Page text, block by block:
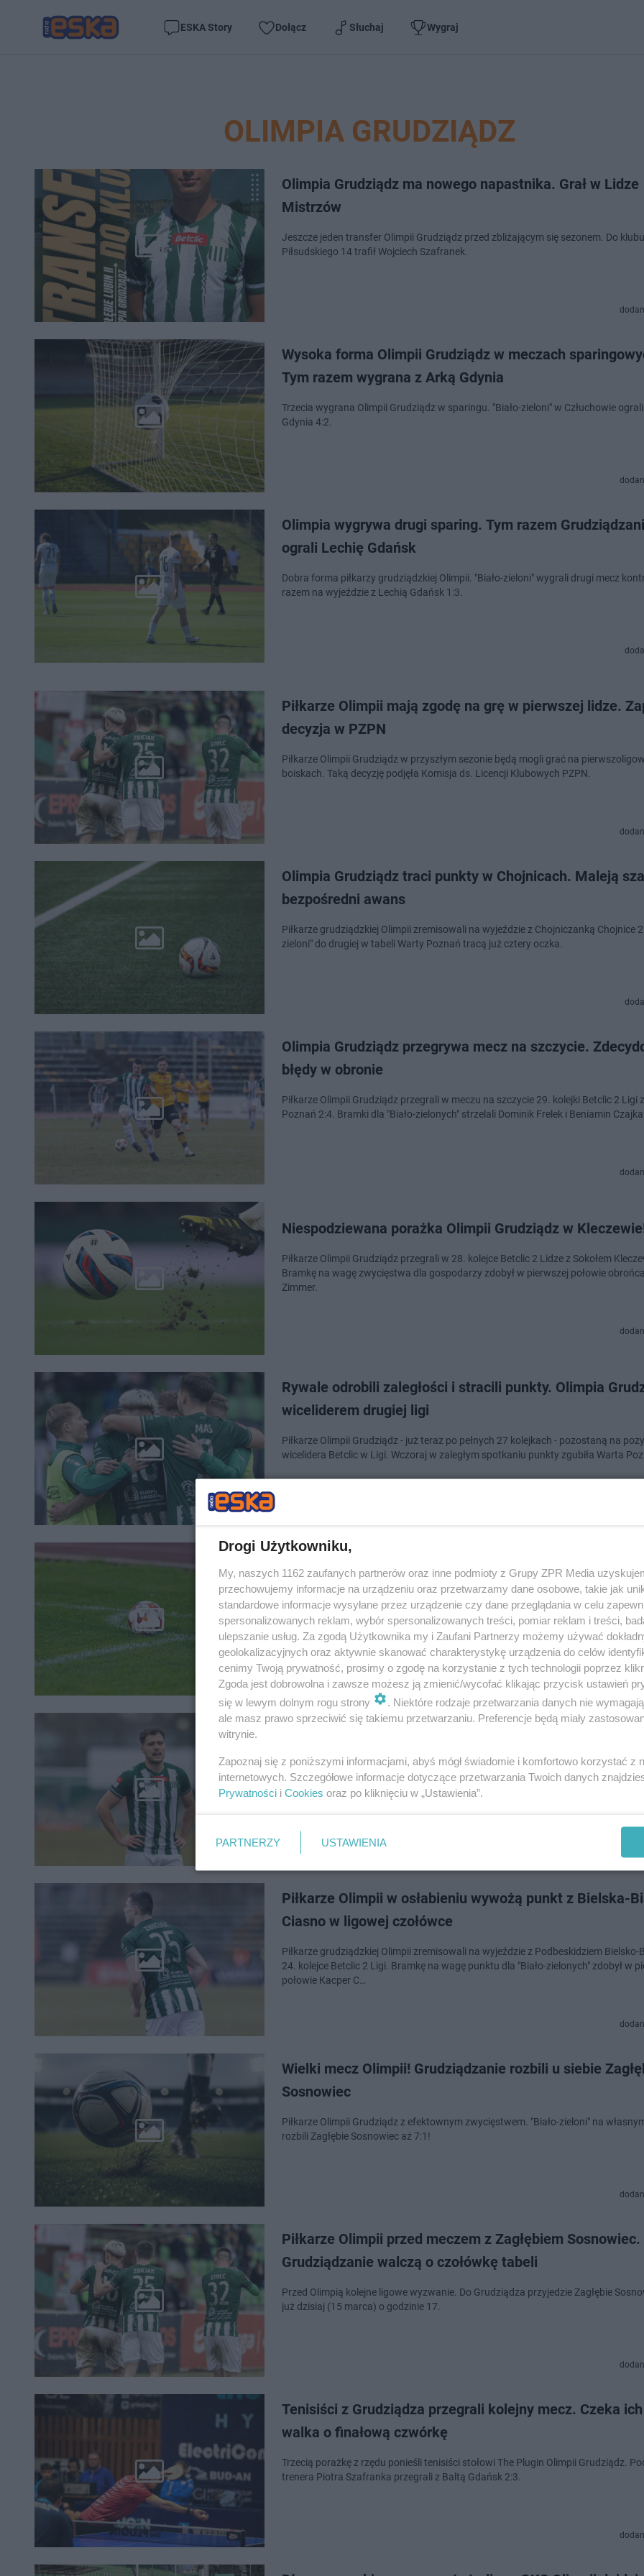
ESKA Story Dołącz Słuchaj Wygraj
OLIMPIA GRUDZIĄDZ
Olimpia Grudziądz ma nowego napastnika. Grał w Lidze
Mistrzów
Jeszcze jeden transfer Olimpii Grudziądz przed zbliżającym się sezonem. Do
Piłsudskiego 14 trafił Wojciech Szafranek.
Wysoka forma Olimpii Grudziądz w meczach
Tym razem wygrana z Arką Gdynia
Trzecia wygrana Olimpii Grudziądz w sparingu. "Biało-zieloni" w Człuchowie
Gdynia 4:2.
Olimpia wygrywa drugi sparing. Tym razem
ograli Lechię Gdańsk
Dobra forma piłkarzy grudziądzkiej Olimpii. "Biało-zieloni" wygrali drugi mecz
razem na wyjeździe z Lechią Gdańsk 1:3.
Piłkarze Olimpii mają zgodę na grę w pierwszej lidze.
decyzja w PZPN
Piłkarze Olimpii Grudziądz w przyszłym sezonie będą mogli grać na
boiskach. Taką decyzję podjęła Komisja ds. Licencji Klubowych PZPN.
Olimpia Grudziądz traci punkty w Chojnicach. Maleją
bezpośredni awans
Piłkarze grudziądzkiej Olimpii zremisowali na wyjeździe z Chojniczanką Chojnice
zieloni" do drugiej w tabeli Warty Poznań tracą już cztery oczka.
Olimpia Grudziądz przegrywa mecz na szczycie.
błędy w obronie
Piłkarze Olimpii Grudziądz przegrali w meczu na szczycie 29. kolejki Betclic 2 Ligi
Poznań 2:4. Bramki dla "Biało-zielonych" strzelali Dominik Frelek i Beniamin Czajka.
Niespodziewana porażka Olimpii Grudziądz w
Piłkarze Olimpii Grudziądz przegrali w 28. kolejce Betclic 2 Lidze z Sokołem
Bramkę na wagę zwycięstwa dla gospodarzy zdobył w pierwszej połowie
Zimmer.
Rywale odrobili zaległości i stracili punkty. Olimpia
wiceliderem drugiej ligi
Piłkarze Olimpii Grudziądz - już teraz po pełnych 27 kolejkach - pozostaną na
wicelidera Betclic w Ligi. Wczoraj w zaległym spotkaniu punkty zgubiła Warta
Olimpia Grudziądz walczy o awans do pierwszej ligi.
wygrana z KKS Kalisz
Piłkarze Olimpii Grudziądz wygrali kolejny mecz w ligowych rozgrywkach. "Biało-
własnym stadionie ograli KKS Kalisz 3:1.
Olimpia z kolejną wygraną! Grudziądzanie trzymają się
Piłkarze Olimpii Grudziądz z kolejną wygraną w sezonie. "Biało-zieloni" na
ograli ŁKS II Łódź 2:0.
Piłkarze Olimpii w osłabieniu wywożą punkt z Bielska-
Ciasno w ligowej czołówce
Piłkarze grudziądzkiej Olimpii zremisowali na wyjeździe z Podbeskidziem Bielsko-
24. kolejce Betclic 2 Ligi. Bramkę na wagę punktu dla "Biało-zielonych" zdobył w
połowie Kacper C…
Wielki mecz Olimpii! Grudziądzanie rozbili u siebie
Sosnowiec
Piłkarze Olimpii Grudziądz z efektownym zwycięstwem. "Biało-zieloni" na
rozbili Zagłębie Sosnowiec aż 7:1!
Piłkarze Olimpii przed meczem z Zagłębiem Sosnowiec.
Grudziądzanie walczą o czołówkę tabeli
Przed Olimpią kolejne ligowe wyzwanie. Do Grudziądza przyjedzie Zagłębie
już dzisiaj (15 marca) o godzinie 17.
Tenisiści z Grudziądza przegrali kolejny mecz. Czeka
walka o finałową czwórkę
Trzecią porażkę z rzędu ponieśli tenisiści stołowi The Plugin Olimpii Grudziądz.
trenera Piotra Szafranka przegrali z Baltą Gdańsk 2:3.
Drogi Użytkowniku,
My, naszych 1162 zaufanych partnerów oraz inne podmioty z Grupy ZPR Media
przechowujemy informacje na urządzeniu oraz przetwarzamy dane osobowe, takie jak
standardowe informacje wysyłane przez urządzenie czy dane przeglądania w celu
spersonalizowanych reklam, wybór spersonalizowanych treści, pomiar reklam i treści,
ulepszanie usług. Za zgodą Użytkownika my i Zaufani Partnerzy możemy używać
geolokalizacyjnych oraz aktywnie skanować charakterystykę urządzenia do celów
cenimy Twoją prywatność, prosimy o zgodę na korzystanie z tych technologii poprzez
Zgoda jest dobrowolna i zawsze możesz ją zmienić/wycofać klikając przycisk ustawień
się w lewym dolnym rogu strony
. Niektóre rodzaje przetwarzania danych nie
ale masz prawo sprzeciwić się takiemu przetwarzaniu. Preferencje będą miały
witrynie.
Zapoznaj się z poniższymi informacjami, abyś mógł świadomie i komfortowo korzystać z
internetowych. Szczegółowe informacje dotyczące przetwarzania Twoich danych
Prywatności i Cookies oraz po kliknięciu w „Ustawienia”.
PARTNERZY USTAWIENIA